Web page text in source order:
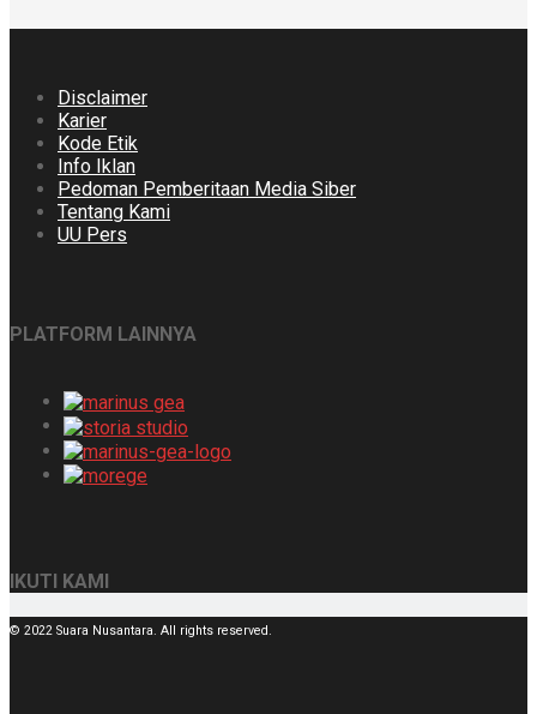
Disclaimer
Karier
Kode Etik
Info Iklan
Pedoman Pemberitaan Media Siber
Tentang Kami
UU Pers
PLATFORM LAINNYA
IKUTI KAMI
© 2022 Suara Nusantara. All rights reserved.